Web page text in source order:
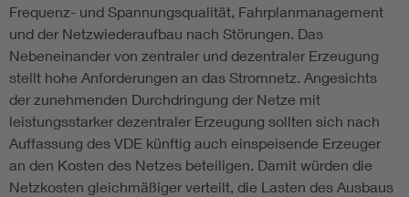
Frequenz- und Spannungsqualität, Fahrplanmanagement
und der Netzwiederaufbau nach Störungen. Das
Nebeneinander von zentraler und dezentraler Erzeugung
stellt hohe Anforderungen an das Stromnetz. Angesichts
der zunehmenden Durchdringung der Netze mit
leistungsstarker dezentraler Erzeugung sollten sich nach
Auffassung des VDE künftig auch einspeisende Erzeuger
an den Kosten des Netzes beteiligen. Damit würden die
Netzkosten gleichmäßiger verteilt, die Lasten des Ausbaus